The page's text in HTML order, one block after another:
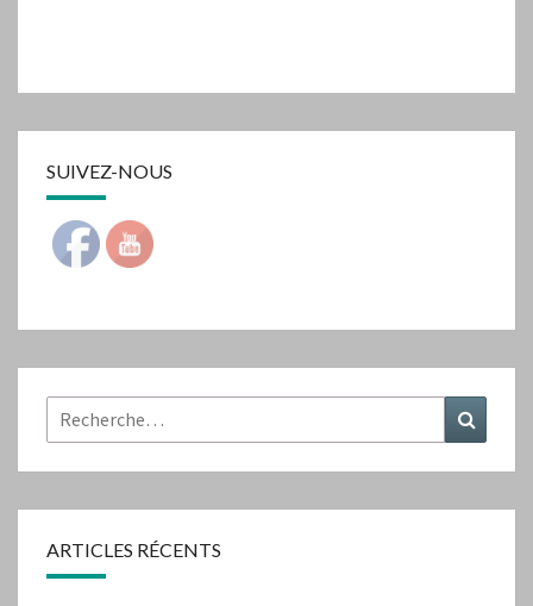
SUIVEZ-NOUS
Rechercher :
ARTICLES RÉCENTS